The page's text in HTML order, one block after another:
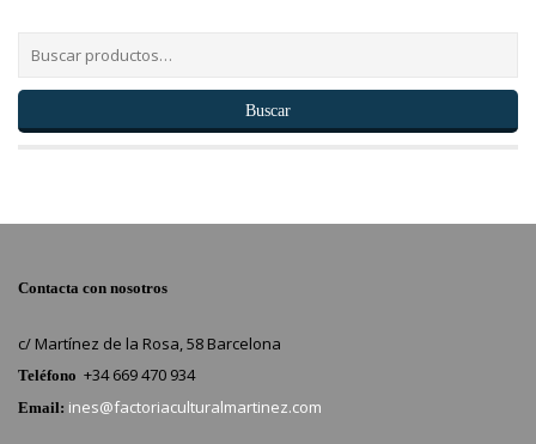
Buscar
Contacta con nosotros
c/ Martínez de la Rosa, 58 Barcelona
Teléfono +34 669 470 934
Email: ines@factoriaculturalmartinez.com